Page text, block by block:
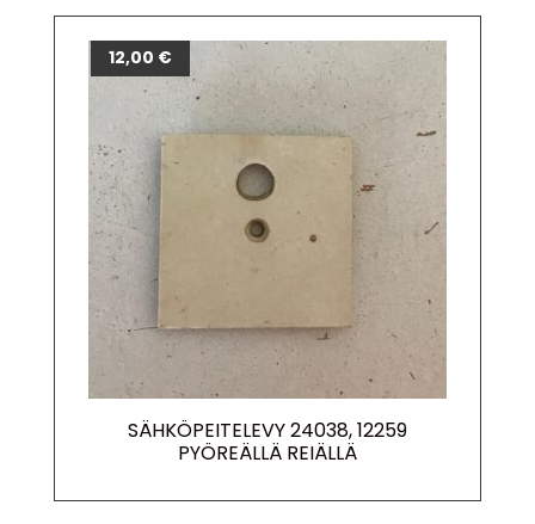
SÄHKÖPEITELEVY 24038, 12259
PYÖREÄLLÄ REIÄLLÄ
12,00 €